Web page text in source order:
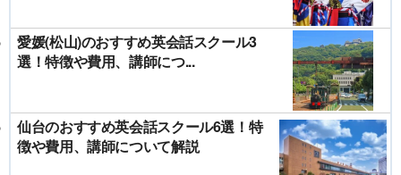
愛媛(松山)のおすすめ英会話スクール3
選！特徴や費用、講師につ...
仙台のおすすめ英会話スクール6選！特
徴や費用、講師について解説